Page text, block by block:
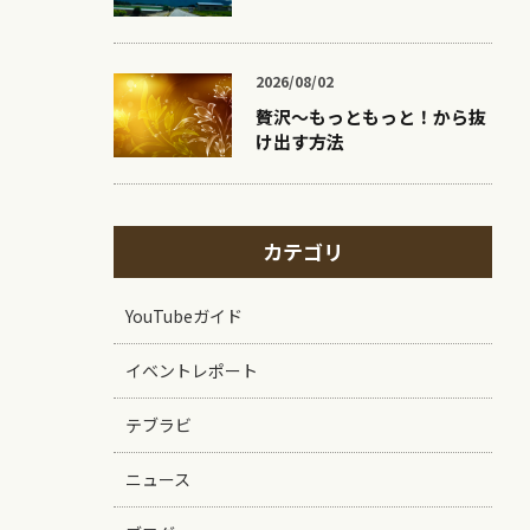
2026/08/02
贅沢〜もっともっと！から抜
け出す方法
カテゴリ
YouTubeガイド
イベントレポート
テブラビ
ニュース